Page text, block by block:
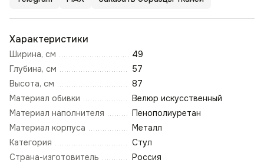
Характеристики
Ширина, см
49
Глубина, см
57
Высота, см
87
Материал обивки
Велюр искусственный
Материал наполнителя
Пенополиуретан
Материал корпуса
Металл
Категория
Стул
Страна-изготовитель
Россия